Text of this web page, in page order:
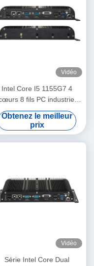
Vidéo
Intel Core I5 1155G7 4
8 fils PC industriel
ventilateur avec 6COM
WiFi et GPIO
Obtenez le meilleur
prix
Vidéo
Série Intel Core Dual